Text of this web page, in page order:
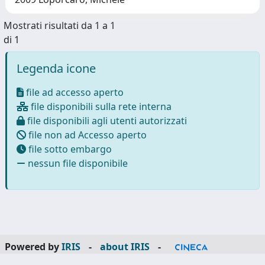
Mostrati risultati da 1 a 1
di 1
Legenda icone
file ad accesso aperto
file disponibili sulla rete interna
file disponibili agli utenti autorizzati
file non ad Accesso aperto
file sotto embargo
nessun file disponibile
Powered byIRIS - about IRIS
-